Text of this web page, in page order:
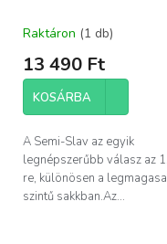
Raktáron (1 db)
13 490 Ft
KOSÁRBA
A Semi-Slav az egyik
legnépszerűbb válasz az
re, különösen a
szintű sakkban.Az...